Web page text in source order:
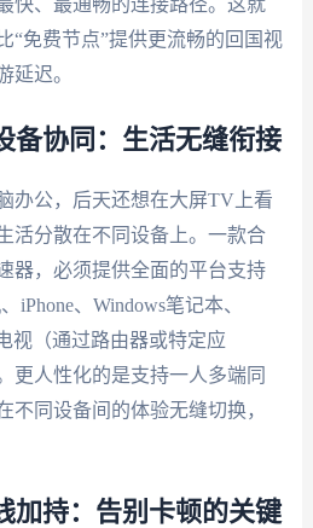
“免费节点”提供更流畅的回国视
延迟。
备协同：生活无缝衔接
办公，后天还想在大屏TV上看
活分散在不同设备上。一款合
器，必须提供全面的平台支持
、Windows笔记本、
视（通过路由器或特定应
更人性化的是支持一人多端同
不同设备间的体验无缝切换，
加持：告别卡顿的关键